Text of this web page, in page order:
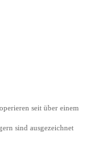
seit über einem
sind ausgezeichnet